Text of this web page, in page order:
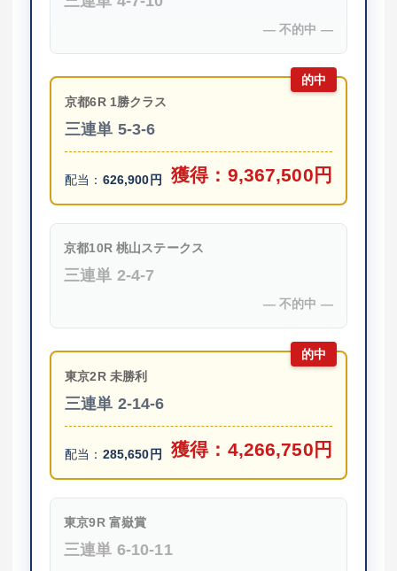
― 不的中 ―
的中
京都6R 1勝クラス
三連単 5-3-6
配当： 626,900円 獲得： 9,367,500円
京都10R 桃山ステークス
三連単 2-4-7
― 不的中 ―
的中
東京2R 未勝利
三連単 2-14-6
配当： 285,650円 獲得： 4,266,750円
東京9R 富嶽賞
三連単 6-10-11